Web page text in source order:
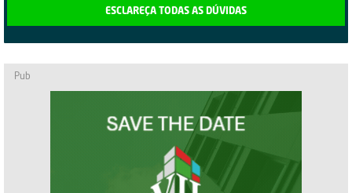
ESCLAREÇA TODAS AS DÚVIDAS